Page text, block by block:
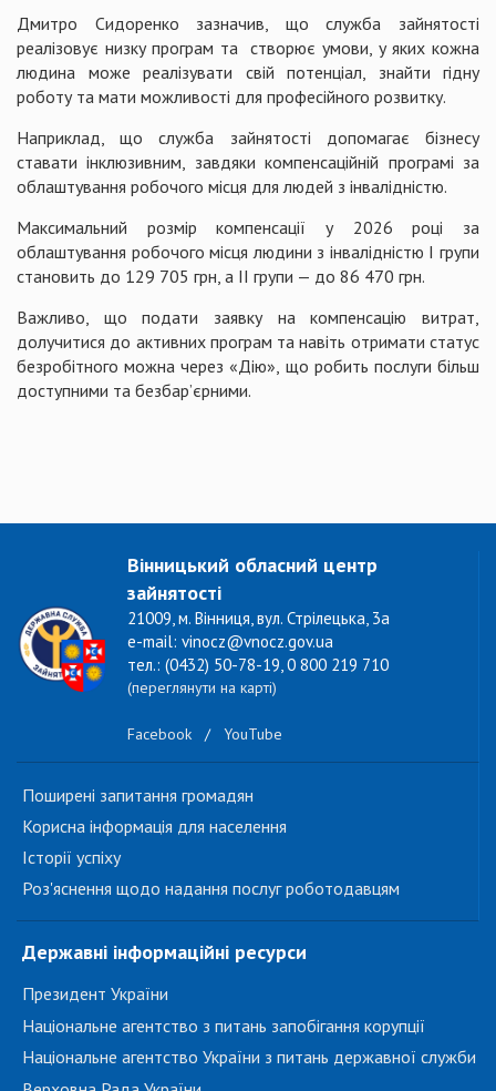
Дмитро Сидоренко зазначив, що служба зайнятості
реалізовує низку програм та створює умови, у яких кожна
людина може реалізувати свій потенціал, знайти гідну
роботу та мати можливості для професійного розвитку.
Наприклад, що служба зайнятості допомагає бізнесу
ставати інклюзивним, завдяки компенсаційній програмі за
облаштування робочого місця для людей з інвалідністю.
Максимальний розмір компенсації у 2026 році за
облаштування робочого місця людини з інвалідністю І групи
становить до 129 705 грн, а ІІ групи — до 86 470 грн.
Важливо, що подати заявку на компенсацію витрат,
долучитися до активних програм та навіть отримати статус
безробітного можна через «Дію», що робить послуги більш
доступними та безбар’єрними.
Вінницький обласний центр
зайнятості
21009, м. Вінниця, вул. Стрілецька, 3а
e-mail: vinocz@vnocz.gov.ua
тел.: (0432) 50-78-19, 0 800 219 710
(переглянути на карті)
Facebook / YouTube
Поширені запитання громадян
Корисна інформація для населення
Історії успіху
Роз'яснення щодо надання послуг роботодавцям
Державні інформаційні ресурси
Президент України
Національне агентство з питань запобігання корупції
Національне агентство України з питань державної служби